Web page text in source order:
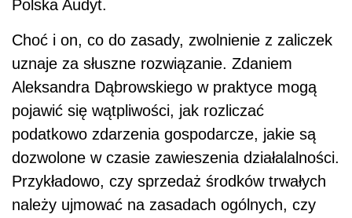
Polska Audyt.
Choć i on, co do zasady, zwolnienie z zaliczek
uznaje za słuszne rozwiązanie. Zdaniem
Aleksandra Dąbrowskiego w praktyce mogą
pojawić się wątpliwości, jak rozliczać
podatkowo zdarzenia gospodarcze, jakie są
dozwolone w czasie zawieszenia działalalności.
Przykładowo, czy sprzedaż środków trwałych
należy ujmować na zasadach ogólnych, czy